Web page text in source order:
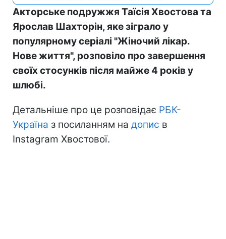
Акторське подружжя Таїсія Хвостова та
Ярослав Шахторін, яке зіграло у
популярному серіалі "Жіночий лікар.
Нове життя", розповіло про завершення
своїх стосунків після майже 4 років у
шлюбі.
Детальніше про це розповідає РБК-
Україна з посиланням на допис в
Instagram Хвостової.